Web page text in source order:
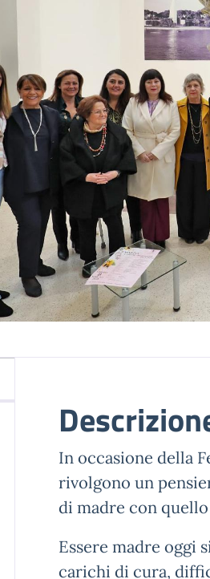
In occasione della
rivolgono un
di madre con
Essere madre oggi
carichi di cura,